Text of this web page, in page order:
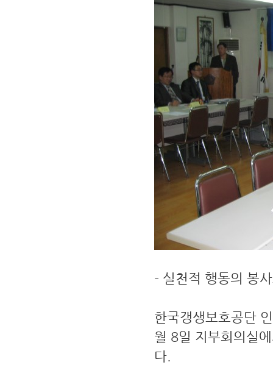
- 실천적 행동의 봉
한국갱생보호공단
월 8일 지부회의실
다.